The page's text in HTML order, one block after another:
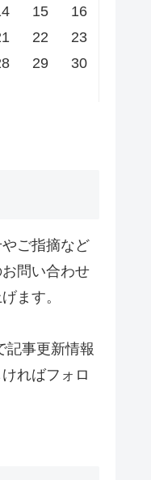
15
16
22
23
29
30
ご指摘など
問い合わせ
ます。
記事更新情報
ればフォロ